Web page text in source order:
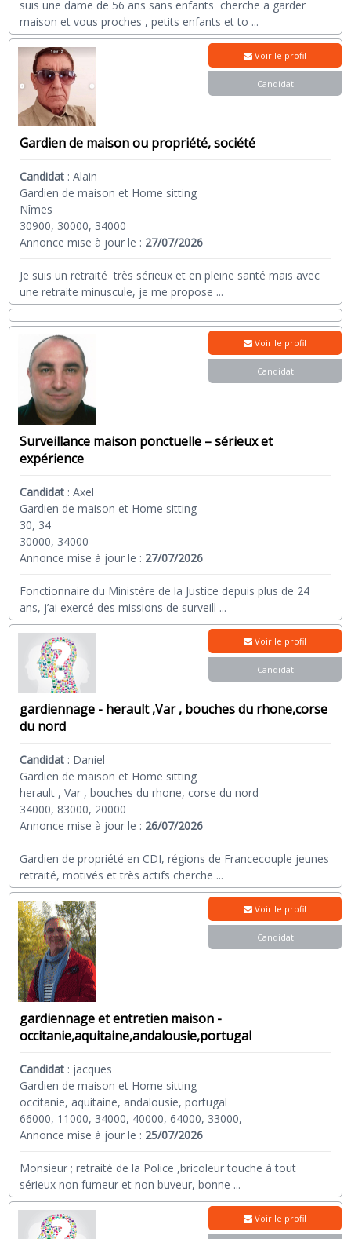
suis une dame de 56 ans sans enfants cherche a garder
maison et vous proches , petits enfants et to ...
Gardien de maison ou propriété, société
Candidat :Alain
Gardien de maison et Home sitting
Nîmes
30900, 30000, 34000
Annonce mise à jour le : 27/07/2026
Je suis un retraité très sérieux et en pleine santé mais avec
une retraite minuscule, je me propose ...
Voir le profil
Candidat
Surveillance maison ponctuelle – sérieux et
expérience
Candidat :Axel
Gardien de maison et Home sitting
30, 34
30000, 34000
Annonce mise à jour le : 27/07/2026
Fonctionnaire du Ministère de la Justice depuis plus de 24
ans, j’ai exercé des missions de surveill ...
Voir le profil
Candidat
gardiennage - herault ,Var , bouches du rhone,corse
du nord
Candidat : Daniel
Gardien de maison et Home sitting
herault , Var , bouches du rhone, corse du nord
34000, 83000, 20000
Annonce mise à jour le : 26/07/2026
Gardien de propriété en CDI, régions de Francecouple jeunes
retraité, motivés et très actifs cherche ...
Voir le profil
Candidat
gardiennage et entretien maison -
occitanie,aquitaine,andalousie,portugal
Candidat : jacques
Gardien de maison et Home sitting
occitanie, aquitaine, andalousie, portugal
66000, 11000, 34000, 40000, 64000, 33000,
Annonce mise à jour le : 25/07/2026
Monsieur ; retraité de la Police ,bricoleur touche à tout
sérieux non fumeur et non buveur, bonne ...
Voir le profil
Candidat
Voir le profil